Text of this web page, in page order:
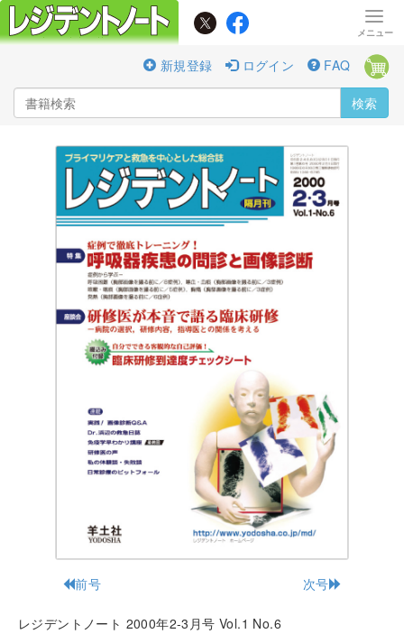
新規登録 ログイン FAQ
検索
前号 次号
レジデントノート 2000年2-3月号 Vol.1 No.6